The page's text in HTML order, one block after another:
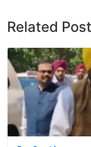
Related